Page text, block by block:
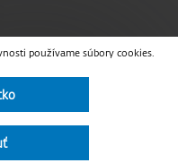
používame súbory cookies.